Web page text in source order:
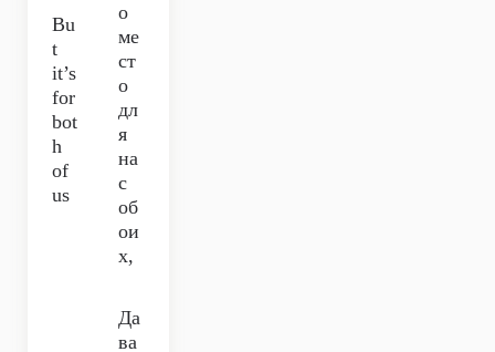
Bu
t
it’s
for
bot
h
of
us
о
ме
ст
о
дл
я
на
с
об
ои
х,
Да
ва